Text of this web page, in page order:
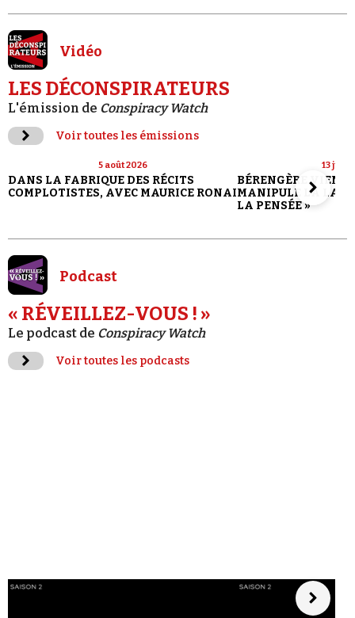
Vidéo
LES DÉCONSPIRATEURS
L'émission de Conspiracy Watch
Voir toutes les émissions
5 août 2026
DANS LA FABRIQUE DES RÉCITS
COMPLOTISTES, AVEC MAURICE RONAI
13
BÉRENGÈRE
MANIPULE LA
LA PENSÉE »
Podcast
« RÉVEILLEZ-VOUS ! »
Le podcast de Conspiracy Watch
Voir toutes les podcasts